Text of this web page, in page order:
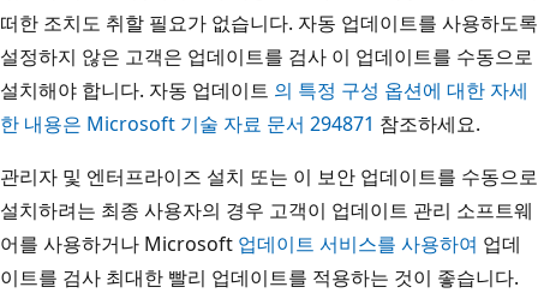
떠한 조치도 취할 필요가 없습니다. 자동 업데이트를 사용하도록
설정하지 않은 고객은 업데이트를 검사 이 업데이트를 수동으로
설치해야 합니다. 자동 업데이트 의 특정 구성 옵션에 대한 자세
한 내용은 Microsoft 기술 자료 문서 294871 참조하세요.
관리자 및 엔터프라이즈 설치 또는 이 보안 업데이트를 수동으로
설치하려는 최종 사용자의 경우 고객이 업데이트 관리 소프트웨
어를 사용하거나 Microsoft 업데이트 서비스를 사용하여 업데
이트를 검사 최대한 빨리 업데이트를 적용하는 것이 좋습니다.